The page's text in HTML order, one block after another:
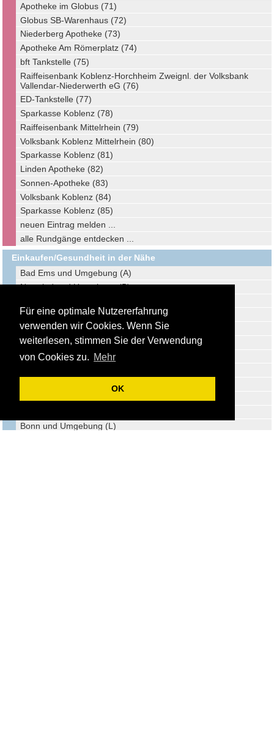
Für eine optimale Nutzererfahrung
verwenden wir Cookies. Wenn Sie
weiterlesen, stimmen Sie der Verwendung
von Cookies zu. Mehr
OK
Apotheke im Globus (71)
Globus SB-Warenhaus (72)
Niederberg Apotheke (73)
Apotheke Am Römerplatz (74)
bft Tankstelle (75)
Raiffeisenbank Koblenz-Horchheim Zweignl. der Volksbank
Vallendar-Niederwerth eG (76)
ED-Tankstelle (77)
Sparkasse Koblenz (78)
Raiffeisenbank Mittelrhein (79)
Volksbank Koblenz Mittelrhein (80)
Sparkasse Koblenz (81)
Linden Apotheke (82)
Sonnen-Apotheke (83)
Volksbank Koblenz (84)
Sparkasse Koblenz (85)
neuen Eintrag melden ...
alle Rundgänge entdecken ...
Einkaufen/Gesundheit in der Nähe
Bad Ems und Umgebung (A)
Neuwied und Umgebung (B)
Mayen und Umgebung (D)
Limburg und Umgebung (E)
Hachenburg und Umgebung (F)
Wachtberg und Umgebung (G)
Meckenheim und Umgebung (I)
Bonn und Umgebung (L)